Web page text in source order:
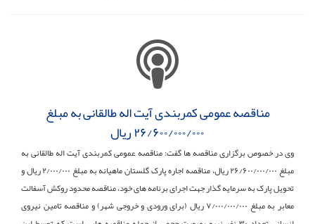
مناقصه عمومی کمربندی آیت اله طالقانی به مبلغ
۲۶/۶۰۰/۰۰۰/۰۰۰ ریال
وی در خصوص برگزاری مناقصه ها گفت: مناقصه عمومی کمربندی آیت اله طالقانی به
مبلغ ۲۶/۶۰۰/۰۰۰/۰۰۰ ریال، مناقصه اجاره پارک گلستان ماهیانه به مبلغ ۲/۰۰۰/۰۰۰ ریال و
تحویل پارک به سرمایه گذار جهت اجرای برنامه های خود، مناقصه محدود روکش آسفالت
معابر به مبلغ ۷/۰۰۰/۰۰۰/۰۰۰ ریال (برای ورودی و خروجی شهر) و مناقصه تامین نیروی